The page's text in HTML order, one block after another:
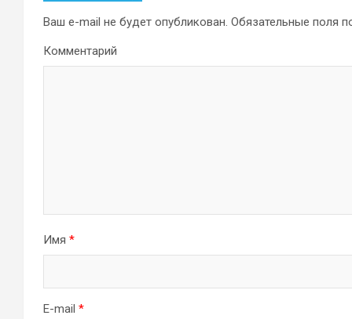
Ваш e-mail не будет опубликован. Обязательные поля
Комментарий
Имя *
E-mail *